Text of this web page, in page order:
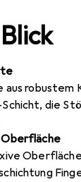
aus
Schicht, die